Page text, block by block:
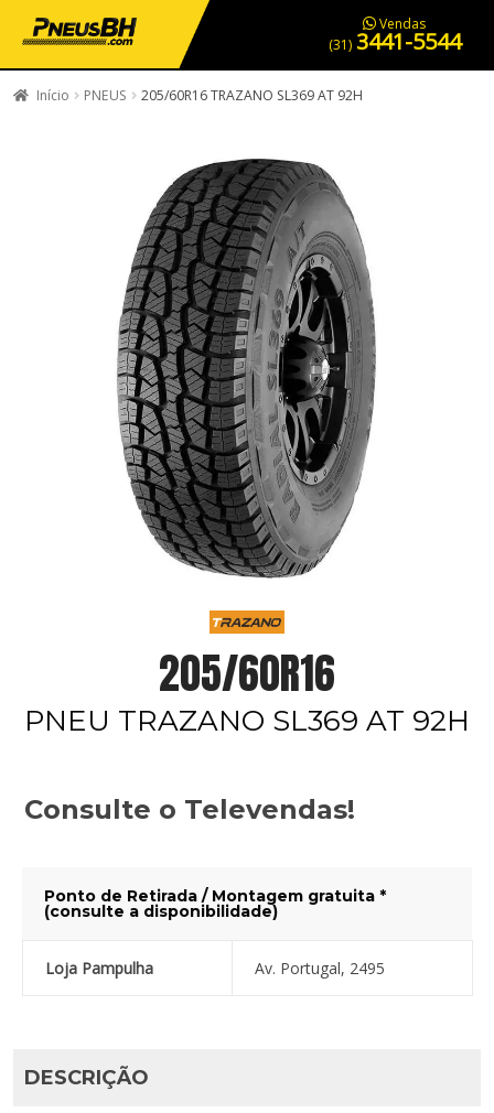
PNEUS EM OFERTA SERVIÇOS AUTOMOTIVOS NOSSA LOJA
Vendas
(31) 3441-5544
Início PNEUS 205/60R16 TRAZANO SL369 AT 92H
205/60R16
PNEU TRAZANO SL369 AT 92H
Consulte o Televendas!
Ponto de Retirada / Montagem gratuita *
(consulte a disponibilidade)
Loja Pampulha Av. Portugal, 2495
DESCRIÇÃO